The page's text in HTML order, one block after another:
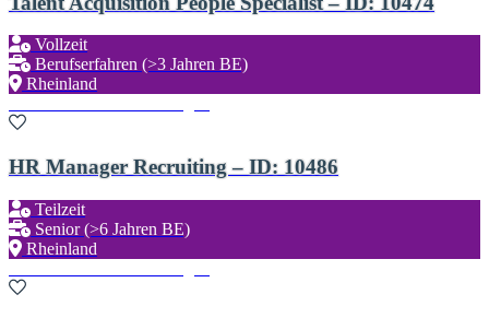
Vollzeit
Berufserfahren (>3 Jahren BE)
Rheinland
HR Manager Recruiting – ID: 10486
Teilzeit
Senior (>6 Jahren BE)
Rheinland